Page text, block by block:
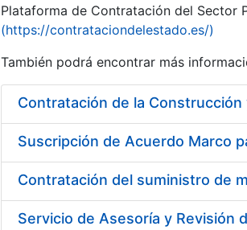
Mostrar/Ocultar
Mostrar/Ocultar
Plataforma de Contratación del Sector
(https://contrataciondelestado.es/)
También podrá encontrar más
Suscripción de Acuerdo Marco
Servicio de Asesoría y Revisión